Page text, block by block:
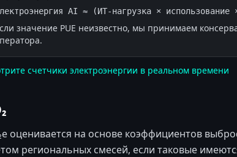
AI ≈ (ИТ-нагрузка × использование
значение PUE неизвестно, мы принимаем
счетчики электроэнергии в реальном времени
оценивается на основе коэффициентов
региональных смесей, если таковые